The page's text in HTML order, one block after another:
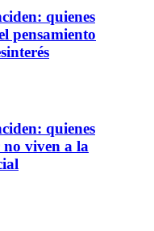
quienes
pensamiento
quienes
no viven a la